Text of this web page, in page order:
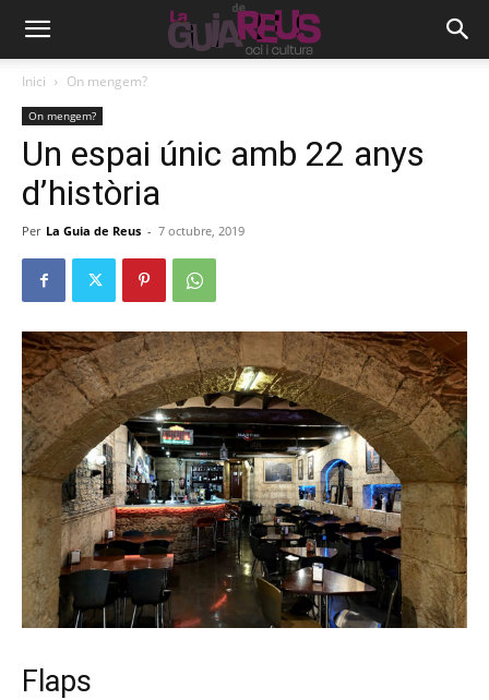
Inici On mengem?
On mengem?
Un espai únic amb 22 anys
d’història
Per La Guia de Reus - 7 octubre, 2019
Flaps